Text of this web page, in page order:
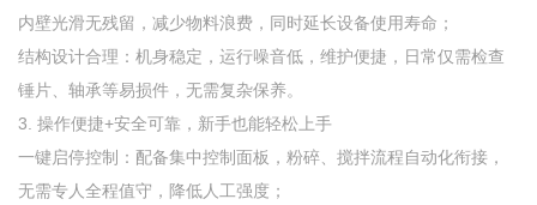
内壁光滑无残留，减少物料浪费，同时延长设备使用寿命；
结构设计合理：机身稳定，运行噪音低，维护便捷，日常仅需检查
锤片、轴承等易损件，无需复杂保养。
3. 操作便捷+安全可靠，新手也能轻松上手
一键启停控制：配备集中控制面板，粉碎、搅拌流程自动化衔接，
无需专人全程值守，降低人工强度；